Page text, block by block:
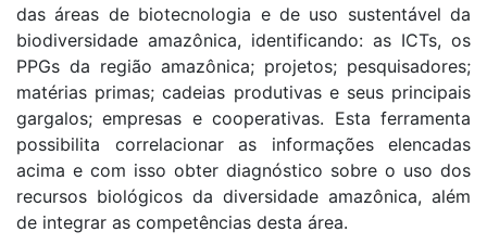
das áreas de biotecnologia e de uso sustentável da
biodiversidade amazônica, identificando: as ICTs, os
PPGs da região amazônica; projetos; pesquisadores;
matérias primas; cadeias produtivas e seus principais
gargalos; empresas e cooperativas. Esta ferramenta
possibilita correlacionar as informações elencadas
acima e com isso obter diagnóstico sobre o uso dos
recursos biológicos da diversidade amazônica, além
de integrar as competências desta área.